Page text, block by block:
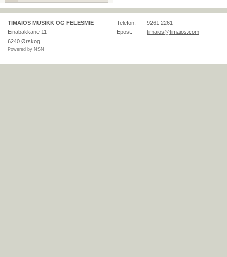
TIMAIOS MUSIKK OG FELESMIE
Einabakkane 11
6240 Ørskog
Telefon:
9261 2261
Epost:
timaios@timaios.com
Powered by NSN